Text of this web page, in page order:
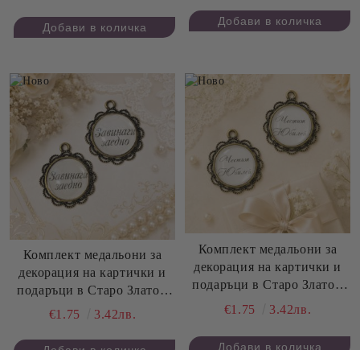
Комплект медальони за
декорация на картички и
подаръци в Старо Злато -
Завинаги Заедно - 3,00 см -
€1.75 3.42лв.
Комплект медальони за
декорация на картички и
подаръци в Старо Злато -
Честит Юбилей - 3,00 см -
€1.75 3.42лв.